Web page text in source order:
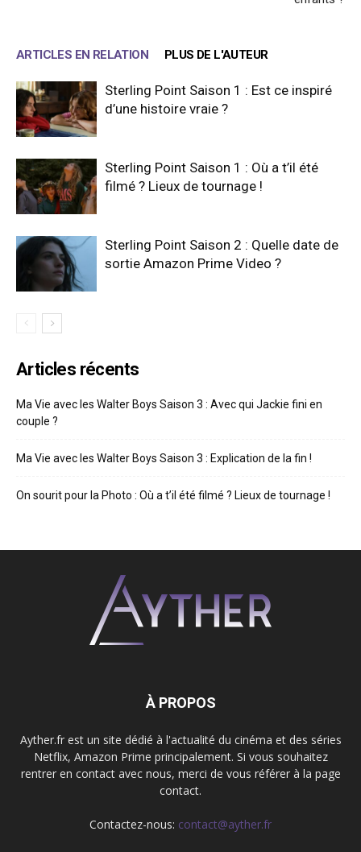
ARTICLES EN RELATION PLUS DE L'AUTEUR
Sterling Point Saison 1 : Est ce inspiré
d’une histoire vraie ?
Sterling Point Saison 1 : Où a t’il été
filmé ? Lieux de tournage !
Sterling Point Saison 2 : Quelle date de
sortie Amazon Prime Video ?
Articles récents
Ma Vie avec les Walter Boys Saison 3 : Avec qui Jackie fini en
couple ?
Ma Vie avec les Walter Boys Saison 3 : Explication de la fin !
On sourit pour la Photo : Où a t’il été filmé ? Lieux de tournage !
À PROPOS
Ayther.fr est un site dédié à l'actualité du cinéma et des séries
Netflix, Amazon Prime principalement. Si vous souhaitez
rentrer en contact avec nous, merci de vous référer à la page
contact.
Contactez-nous: contact@ayther.fr